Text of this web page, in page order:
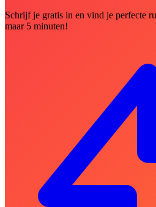
Schrijf je gratis in en vind je perfecte
maar 5 minuten!